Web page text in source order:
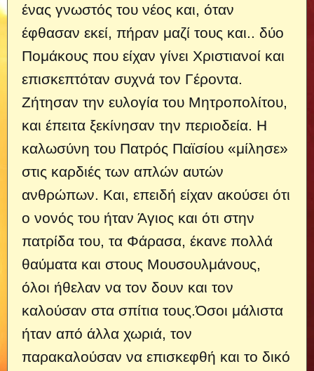
ένας γνωστός του νέος και, όταν
έφθασαν εκεί, πήραν μαζί τους και.. δύο
Πομάκους που είχαν γίνει Χριστιανοί και
επισκεπτόταν συχνά τον Γέροντα.
Ζήτησαν την ευλογία του Μητροπολίτου,
και έπειτα ξεκίνησαν την περιοδεία. Η
καλωσύνη του Πατρός Παϊσίου «μίλησε»
στις καρδιές των απλών αυτών
ανθρώπων. Και, επειδή είχαν ακούσει ότι
ο νονός του ήταν Άγιος και ότι στην
πατρίδα του, τα Φάρασα, έκανε πολλά
θαύματα και στους Μουσουλμάνους,
όλοι ήθελαν να τον δουν και τον
καλούσαν στα σπίτια τους.Όσοι μάλιστα
ήταν από άλλα χωριά, τον
παρακαλούσαν να επισκεφθή και το δικό